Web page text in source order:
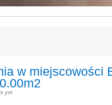
w miejscowości
yet